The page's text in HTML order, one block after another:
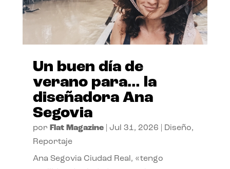
Un buen día de
verano para… la
diseñadora Ana
Segovia
por Flat Magazine| Jul 31, 2026 Diseño,
Reportaje
Ana Segovia Ciudad Real, «tengo